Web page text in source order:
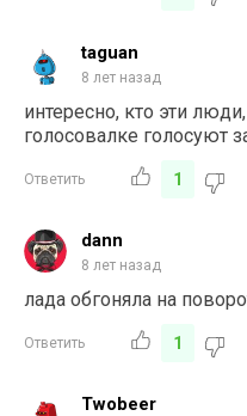
taguan
8 лет назад
интересно, кто эти
голосовалке голосуют
Ответить 1
dann
8 лет назад
лада обгоняла на
Ответить 1
Twobeer